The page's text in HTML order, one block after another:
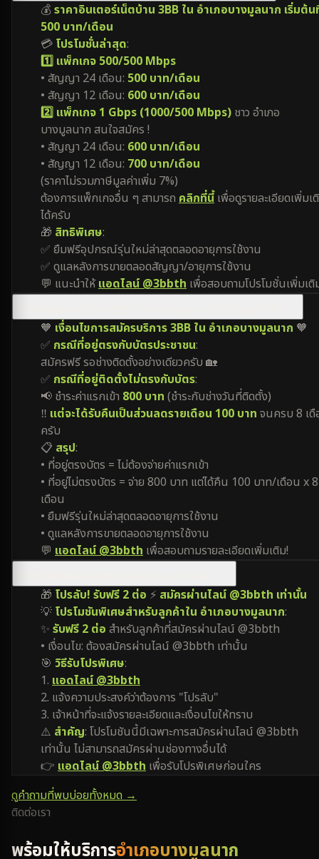
💰ราคาอินเตอร์เน็ตบ้าน 3BB ใน อำเภอบางมูลนาก เริ่มต้
500 บาท/เดือน
💳 โปรโมชั่นล่าสุด:
1️⃣ แพ็กเกจ 500/500 Mbps
• สัญญา 24 เดือน: 500 บาท/เดือน
• สัญญา 12 เดือน: 600 บาท/เดือน
2️⃣ แพ็กเกจ 1 Gbps (1000/500 Mbps) ชาว อำเภอ
บางมูลนาก สนใจสมัคร !
• สัญญา 24 เดือน: 600 บาท/เดือน
• สัญญา 12 เดือน: 700 บาท/เดือน
(ราคาไม่รวมภาษีมูลค่าเพิ่ม 7%)
ต้องการแพ็กเกจอื่น ๆ สามารถ คลิกที่นี้เพื่อดูรายละเอียดเพิ่มเ
ได้ครับ
🎁 สิทธิพิเศษ:
✅ ยืมฟรีอุปกรณ์รุ่นใหม่ล่าสุดตลอดอายุการใช้งาน
✅ ดูแลหลังการขายตลอดสัญญา/อายุการใช้งาน
💬 แนะนำให้แอดไลน์ @3bbth เพื่อสอบถามโปรโมชั่นเพิ่มเติ
🧡 เงื่อนไขการสมัครบริการ 3BB ใน อำเภอบางมูลนาก 🧡
✅ กรณีที่อยู่ตรงกับบัตรประชาชน:
สมัครฟรี รอช่างติดตั้งอย่างเดียวครับ 🏡
✅ กรณีที่อยู่ติดตั้งไม่ตรงกับบัตร:
📢 ชำระค่าแรกเข้า 800 บาท (ชำระกับช่างวันที่ติดตั้ง)
‼️ แต่จะได้รับคืนเป็นส่วนลดรายเดือน 100 บาท จนครบ 8 เ
ครับ
📋 สรุป:
• ที่อยู่ตรงบัตร = ไม่ต้องจ่ายค่าแรกเข้า
• ที่อยู่ไม่ตรงบัตร = จ่าย 800 บาท แต่ได้คืน 100 บาท/เดือน x 8
เดือน
• ยืมฟรีรุ่นใหม่ล่าสุดตลอดอายุการใช้งาน
• ดูแลหลังการขายตลอดอายุการใช้งาน
💬 แอดไลน์ @3bbth เพื่อสอบถามรายละเอียดเพิ่มเติม!
🎁 โปรลับ! รับฟรี 2 ต่อ ⚡ สมัครผ่านไลน์ @3bbth เท่านั้น
💡 โปรโมชันพิเศษสำหรับลูกค้าใน อำเภอบางมูลนาก:
✨ รับฟรี 2 ต่อ สำหรับลูกค้าที่สมัครผ่านไลน์ @3bbth
• เงื่อนไข: ต้องสมัครผ่านไลน์ @3bbth เท่านั้น
🎯 วิธีรับโปรพิเศษ:
1. แอดไลน์ @3bbth
2. แจ้งความประสงค์ว่าต้องการ "โปรลับ"
3. เจ้าหน้าที่จะแจ้งรายละเอียดและเงื่อนไขให้ทราบ
⚠️ สำคัญ: โปรโมชันนี้มีเฉพาะการสมัครผ่านไลน์ @3bbth
เท่านั้น ไม่สามารถสมัครผ่านช่องทางอื่นได้
👉 แอดไลน์ @3bbth เพื่อรับโปรพิเศษก่อนใคร
ดูคำถามที่พบบ่อยทั้งหมด →
ติดต่อเรา
พร้อมให้บริการอำเภอบางมูลนาก